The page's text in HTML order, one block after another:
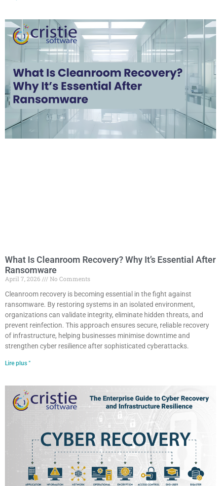
What Is Cleanroom Recovery? Why It’s Essential After
Ransomware
April 7, 2026
No Comments
Cleanroom recovery is becoming essential in the fight against
ransomware. By restoring systems in an isolated environment,
organizations can validate integrity, eliminate hidden threats, and
prevent reinfection. This approach ensures secure, reliable recovery
of infrastructure, helping businesses minimise downtime and
strengthen cyber resilience after sophisticated cyberattacks.
Lire plus "